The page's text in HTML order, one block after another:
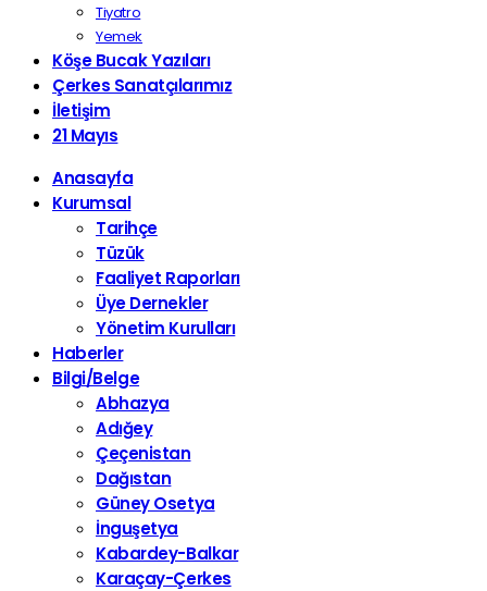
Tiyatro
Yemek
Köşe Bucak Yazıları
Çerkes Sanatçılarımız
İletişim
21 Mayıs
Anasayfa
Kurumsal
Tarihçe
Tüzük
Faaliyet Raporları
Üye Dernekler
Yönetim Kurulları
Haberler
Bilgi/Belge
Abhazya
Adığey
Çeçenistan
Dağıstan
Güney Osetya
İnguşetya
Kabardey-Balkar
Karaçay-Çerkes